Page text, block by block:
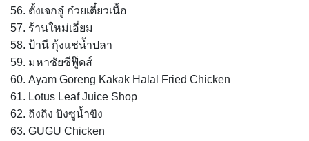
56. ตั้งเจกอู๋ ก๋วยเตี๋ยวเนื้อ
57. ร้านใหม่เอี่ยม
58. ป้านี กุ้งแช่น้ำปลา
59. มหาชัยซีฟู๊ดส์
60. Ayam Goreng Kakak Halal Fried Chicken
61. Lotus Leaf Juice Shop
62. ถิงถิง บิงซูน้ำขิง
63. GUGU Chicken